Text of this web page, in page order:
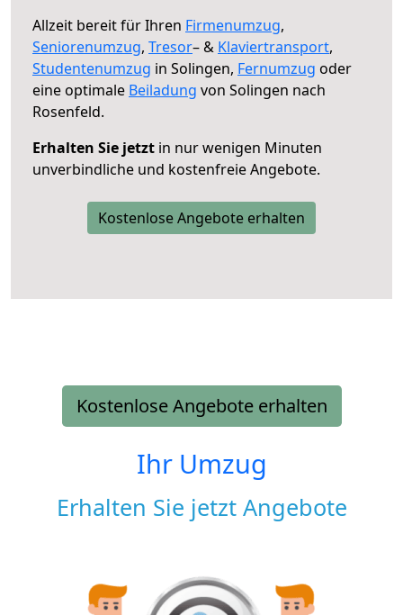
Allzeit bereit für Ihren Firmenumzug,
Seniorenumzug, Tresor– & Klaviertransport,
Studentenumzug in Solingen, Fernumzug oder
eine optimale Beiladung von Solingen nach
Rosenfeld.
Erhalten Sie jetzt in nur wenigen Minuten
unverbindliche und kostenfreie Angebote.
Kostenlose Angebote erhalten
Kostenlose Angebote erhalten
Ihr Umzug
Erhalten Sie jetzt Angebote